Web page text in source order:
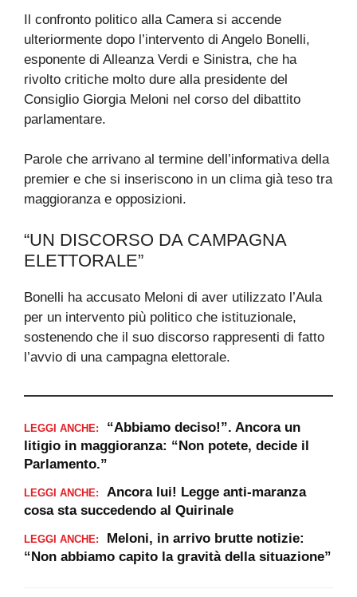
Il confronto politico alla Camera si accende
ulteriormente dopo l’intervento di Angelo Bonelli,
esponente di Alleanza Verdi e Sinistra, che ha
rivolto critiche molto dure alla presidente del
Consiglio Giorgia Meloni nel corso del dibattito
parlamentare.
Parole che arrivano al termine dell’informativa della
premier e che si inseriscono in un clima già teso tra
maggioranza e opposizioni.
“UN DISCORSO DA CAMPAGNA
ELETTORALE”
Bonelli ha accusato Meloni di aver utilizzato l’Aula
per un intervento più politico che istituzionale,
sostenendo che il suo discorso rappresenti di fatto
l’avvio di una campagna elettorale.
LEGGI ANCHE:
“Abbiamo deciso!”. Ancora un
litigio in maggioranza: “Non potete, decide il
Parlamento.”
LEGGI ANCHE:
Ancora lui! Legge anti-maranza
cosa sta succedendo al Quirinale
LEGGI ANCHE:
Meloni, in arrivo brutte notizie:
“Non abbiamo capito la gravità della situazione”